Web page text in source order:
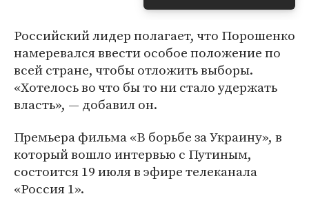
Российский лидер полагает, что Порошенко
намеревался ввести особое положение по
всей стране, чтобы отложить выборы.
«Хотелось во что бы то ни стало удержать
власть», — добавил он.
Премьера фильма «В борьбе за Украину», в
который вошло интервью с Путиным,
состоится 19 июля в эфире телеканала
«Россия 1».